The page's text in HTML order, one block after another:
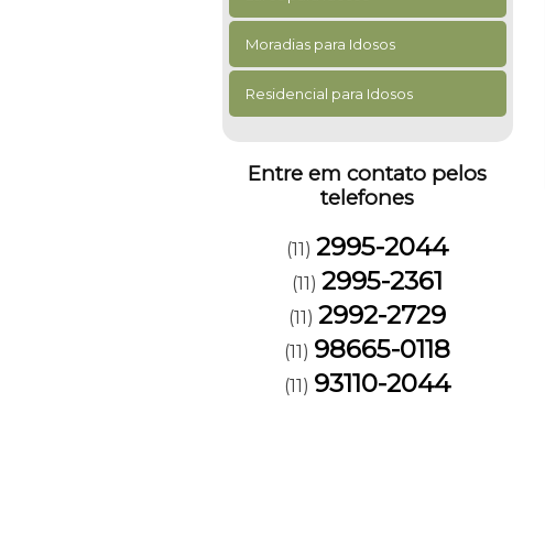
Moradias para Idosos
Residencial para Idosos
Entre em contato pelos
telefones
(11) 2995-2044
(11) 2995-2361
(11) 2992-2729
(11) 98665-0118
(11) 93110-2044